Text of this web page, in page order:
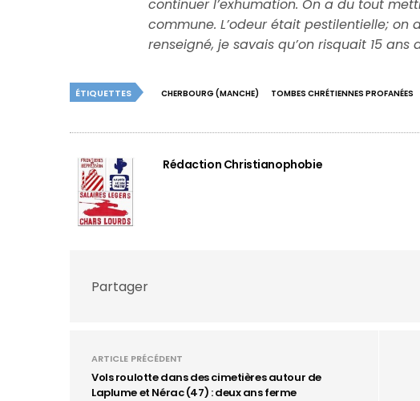
continuer l’exhumation. On a du tout
commune. L’odeur était pestilentielle; on
renseigné, je savais qu’on risquait 15
ÉTIQUETTES CHERBOURG (MANCHE) TOMBES CHRÉTIENNES PROFANÉES
Rédaction Christianophobie
Partager
ARTICLE PRÉCÉDENT
Vols roulotte dans des cimetières autour de
Laplume et Nérac (47) : deux ans ferme